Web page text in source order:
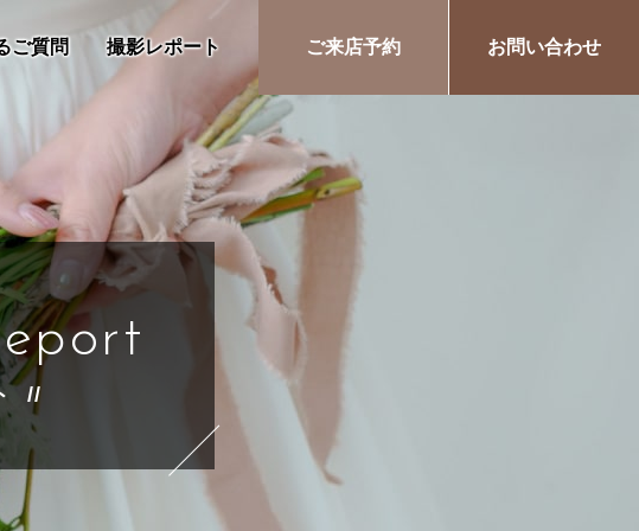
ご質問 撮影レポート ご来店予約 お問い合わせ